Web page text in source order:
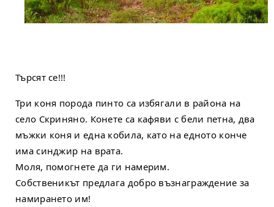
Търсят се!!!
Три коня порода пинто са избягали в района на
село Скриняно. Конете са кафяви с бели петна, два
мъжки коня и една кобила, като на едното конче
има синджир на врата.
Моля, помогнете да ги намерим.
Собственикът предлага добро възнаграждение за
намирането им!